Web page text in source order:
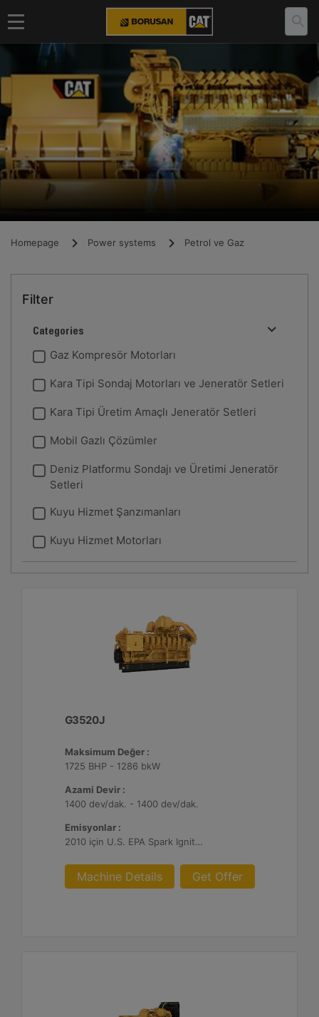
Homepage Power systems Petrol ve Gaz
Filter
Categories
Gaz Kompresör Motorları
Kara Tipi Sondaj Motorları ve Jeneratör Setleri
Kara Tipi Üretim Amaçlı Jeneratör Setleri
Mobil Gazlı Çözümler
Deniz Platformu Sondajı ve Üretimi Jeneratör
Setleri
Kuyu Hizmet Şanzımanları
Kuyu Hizmet Motorları
G3520J
Maksimum Değer :
1725 BHP - 1286 bkW
Azami Devir :
1400 dev/dak. - 1400 dev/dak.
Emisyonlar :
2010 için U.S. EPA Spark Ignited Stationary NSPS emisyonlar
Machine Details Get Offer